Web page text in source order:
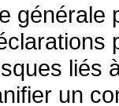
liés
un